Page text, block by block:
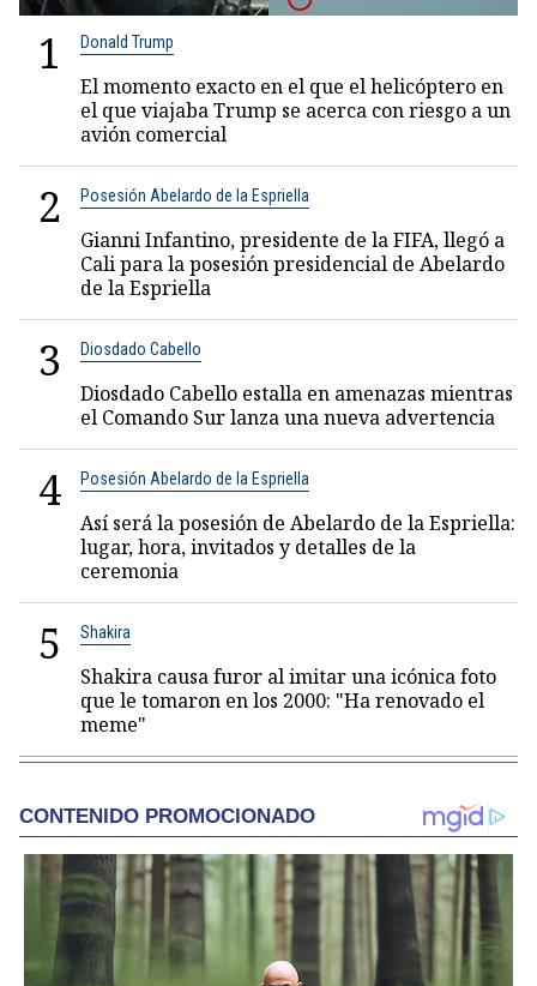
1 Donald Trump
El momento exacto en el que el helicóptero en
el que viajaba Trump se acerca con riesgo a un
avión comercial
2 Posesión Abelardo de la Espriella
Gianni Infantino, presidente de la FIFA, llegó a
Cali para la posesión presidencial de Abelardo
de la Espriella
3 Diosdado Cabello
Diosdado Cabello estalla en amenazas mientras
el Comando Sur lanza una nueva advertencia
4 Posesión Abelardo de la Espriella
Así será la posesión de Abelardo de la Espriella:
lugar, hora, invitados y detalles de la
ceremonia
5 Shakira
Shakira causa furor al imitar una icónica foto
que le tomaron en los 2000: "Ha renovado el
meme"